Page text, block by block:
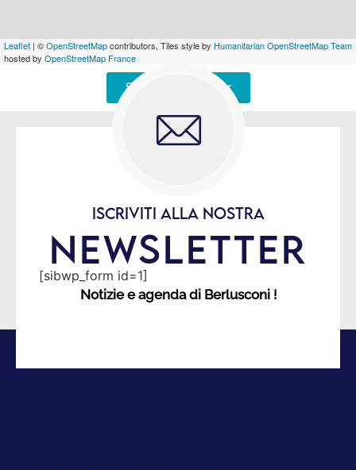
Leaflet | ©OpenStreetMapcontributors, Tiles style by Humanitarian OpenStreetMap Team
hosted by OpenStreetMap France
Signaler une erreur
ISCRIVITI ALLA NOSTRA
NEWSLETTER
[sibwp_form id=1]
Notizie e agenda di Berlusconi !